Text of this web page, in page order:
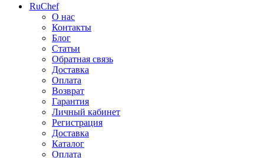
RuChef
О нас
Контакты
Блог
Статьи
Обратная связь
Доставка
Оплата
Возврат
Гарантия
Личный кабинет
Регистрация
Доставка
Каталог
Оплата